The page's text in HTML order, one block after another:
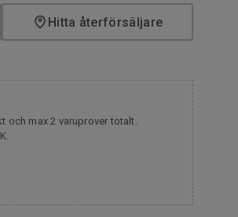
Hitta återförsäljare
och max 2 varuprover totalt.